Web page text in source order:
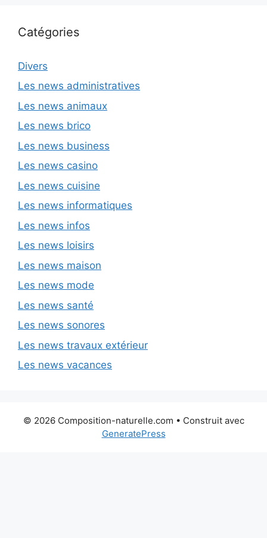
Catégories
Divers
Les news administratives
Les news animaux
Les news brico
Les news business
Les news casino
Les news cuisine
Les news informatiques
Les news infos
Les news loisirs
Les news maison
Les news mode
Les news santé
Les news sonores
Les news travaux extérieur
Les news vacances
© 2026 Composition-naturelle.com • Construit avec
GeneratePress